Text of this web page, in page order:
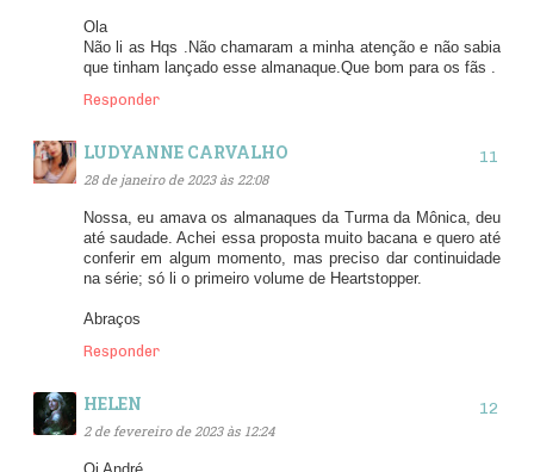
Ola
Não li as Hqs .Não chamaram a minha atenção e não sabia
que tinham lançado esse almanaque.Que bom para os fãs .
Responder
LUDYANNE CARVALHO
28 de janeiro de 2023 às 22:08
Nossa, eu amava os almanaques da Turma da Mônica, deu
até saudade. Achei essa proposta muito bacana e quero até
conferir em algum momento, mas preciso dar continuidade
na série; só li o primeiro volume de Heartstopper.
Abraços
Responder
HELEN
2 de fevereiro de 2023 às 12:24